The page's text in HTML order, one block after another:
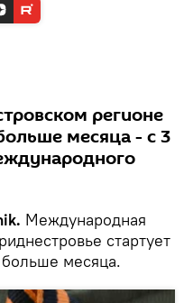
регионе
месяца - с 3
Международная
стартует
месяца.